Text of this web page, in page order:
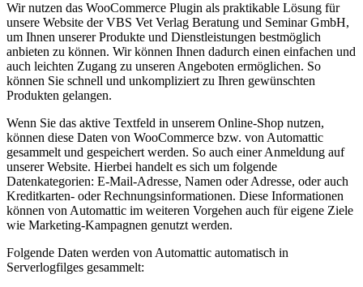
Wir nutzen das WooCommerce Plugin als praktikable Lösung für
unsere Website der VBS Vet Verlag Beratung und Seminar GmbH,
um Ihnen unserer Produkte und Dienstleistungen bestmöglich
anbieten zu können. Wir können Ihnen dadurch einen einfachen und
auch leichten Zugang zu unseren Angeboten ermöglichen. So
können Sie schnell und unkompliziert zu Ihren gewünschten
Produkten gelangen.
Wenn Sie das aktive Textfeld in unserem Online-Shop nutzen,
können diese Daten von WooCommerce bzw. von Automattic
gesammelt und gespeichert werden. So auch einer Anmeldung auf
unserer Website. Hierbei handelt es sich um folgende
Datenkategorien: E-Mail-Adresse, Namen oder Adresse, oder auch
Kreditkarten- oder Rechnungsinformationen. Diese Informationen
können von Automattic im weiteren Vorgehen auch für eigene Ziele
wie Marketing-Kampagnen genutzt werden.
Folgende Daten werden von Automattic automatisch in
Serverlogfilges gesammelt: